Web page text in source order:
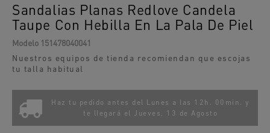
Sandalias Planas Redlove Candela
Taupe Con Hebilla En La Pala De Piel
Modelo 151478040041
Nuestros equipos de tienda recomiendan que escojas
tu talla habitual
Haz tu pedido antes del Lunes a las 12h. 00min. y
te llegará el Jueves, 13 de Agosto